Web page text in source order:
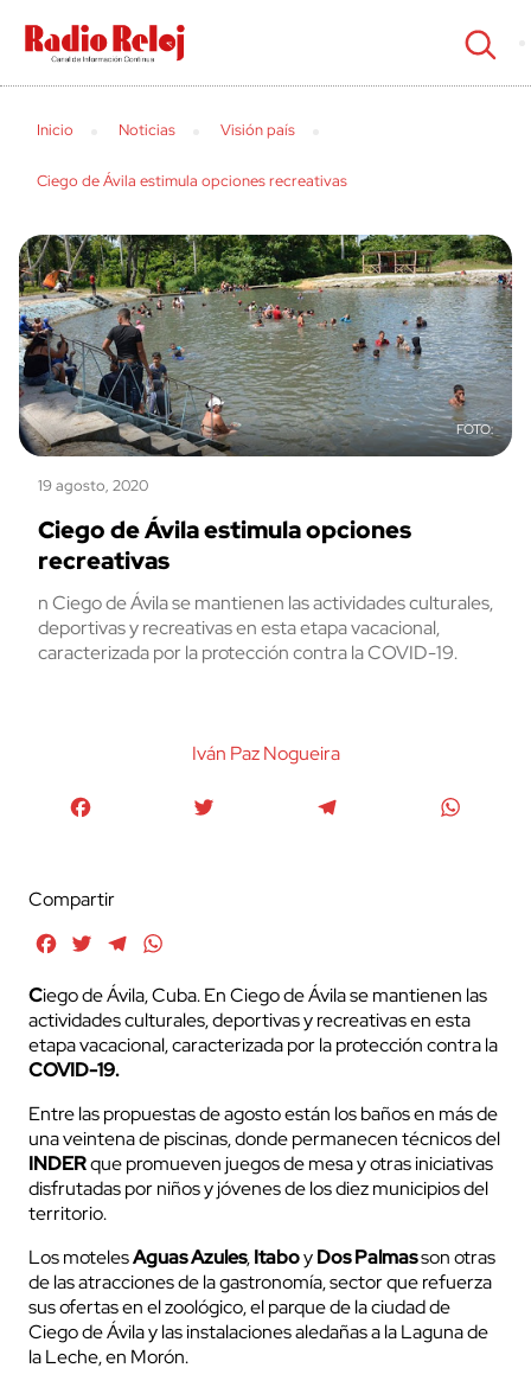
cerrar
Inicio Noticias Visión país
Ciego de Ávila estimula opciones recreativas
19 agosto, 2020
Ciego de Ávila estimula opciones
recreativas
n Ciego de Ávila se mantienen las actividades culturales,
deportivas y recreativas en esta etapa vacacional,
caracterizada por la protección contra la COVID-19.
Iván Paz Nogueira
Compartir
FacebookTwitterTelegram
Ciego de Ávila, Cuba. En Ciego de Ávila se mantienen las
actividades culturales, deportivas y recreativas en esta
etapa vacacional, caracterizada por la protección contra la
COVID-19.
Entre las propuestas de agosto están los baños en más de
una veintenade piscinas, donde permanecen técnicos del
INDERque promueven juegos de mesa y otras iniciativas
disfrutadas por niños y jóvenes de los diezmunicipios del
territorio.
Los motelesAguas Azules,ItaboyDos Palmasson otras
de las atracciones de la gastronomía, sector que refuerza
sus ofertas en el zoológico, el parque de la ciudad de
Ciego de Ávila y las instalaciones aledañas a la Laguna de
la Leche, en Morón.